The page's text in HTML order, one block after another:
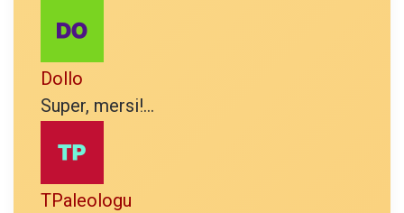
Dollo
Super, mersi!...
TPaleologu